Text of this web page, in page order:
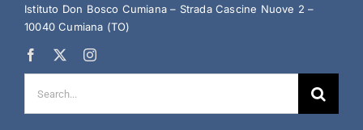
Salta
contenuto
Istituto Don Bosco Cumiana – Strada Cascine Nuove 2 –
10040 Cumiana (TO)
per: